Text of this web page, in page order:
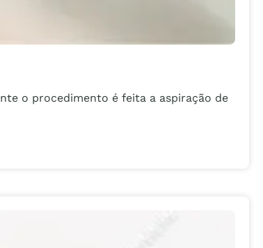
o procedimento é feita a aspiração de